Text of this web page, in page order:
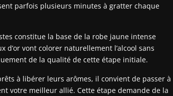
parfois plusieurs minutes à gratter chaque
constitue la base de la robe jaune intense
vont colorer naturellement l’alcool sans
de la qualité de cette étape initiale.
à libérer leurs arômes, il convient de passer à
votre meilleur allié. Cette étape demande de la